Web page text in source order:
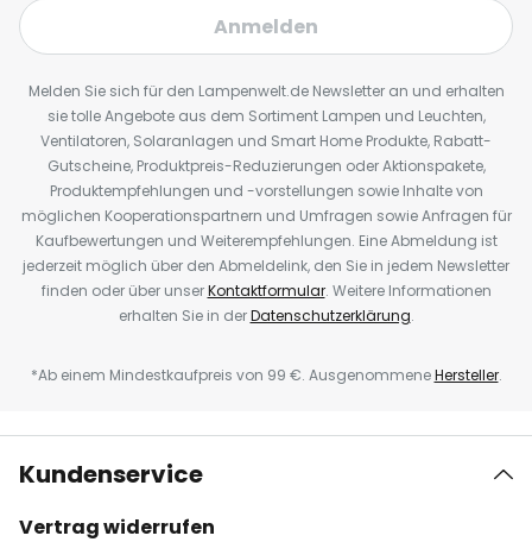
Anmelden
Melden Sie sich für den Lampenwelt.de Newsletter an und erhalten
sie tolle Angebote aus dem Sortiment Lampen und Leuchten,
Ventilatoren, Solaranlagen und Smart Home Produkte, Rabatt-
Gutscheine, Produktpreis-Reduzierungen oder Aktionspakete,
Produktempfehlungen und -vorstellungen sowie Inhalte von
möglichen Kooperationspartnern und Umfragen sowie Anfragen für
Kaufbewertungen und Weiterempfehlungen. Eine Abmeldung ist
jederzeit möglich über den Abmeldelink, den Sie in jedem Newsletter
finden oder über unserKontaktformular. Weitere Informationen
erhalten Sie in derDatenschutzerklärung.
*Ab einem Mindestkaufpreis von 99 €. AusgenommeneHersteller.
Kundenservice
Vertrag widerrufen